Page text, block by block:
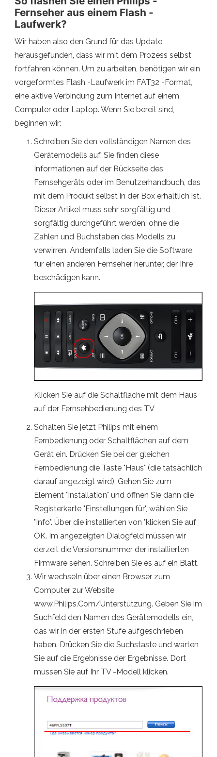
Fernseher aus einem Flash -
Laufwerk?
Wir haben also den Grund für das Update
herausgefunden, dass wir mit dem Prozess selbst
fortfahren können. Um zu arbeiten, benötigen wir ein
vorgeformtes Flash -Laufwerk im FAT32 -Format,
eine aktive Verbindung zum Internet auf einem
Computer oder Laptop. Wenn Sie bereit sind,
beginnen wir:
Schreiben Sie den vollständigen Namen des
Gerätemodells auf. Sie finden diese
Informationen auf der Rückseite des
Fernsehgeräts oder im Benutzerhandbuch, das
mit dem Produkt selbst in der Box erhältlich ist.
Dieser Artikel muss sehr sorgfältig und
sorgfältig durchgeführt werden, ohne die
Zahlen und Buchstaben des Modells zu
verwirren. Andernfalls laden Sie die Software
für einen anderen Fernseher herunter, der Ihre
beschädigen kann.
Klicken Sie auf die Schaltfläche mit dem Haus
auf der Fernsehbedienung des TV
Schalten Sie jetzt Philips mit einem
Fernbedienung oder Schaltflächen auf dem
Gerät ein. Drücken Sie bei der gleichen
Fernbedienung die Taste "Haus" (die tatsächlich
darauf angezeigt wird). Gehen Sie zum
Element "Installation" und öffnen Sie dann die
Registerkarte "Einstellungen für", wählen Sie
"Info". Über die installierten von "klicken Sie auf
OK. Im angezeigten Dialogfeld müssen wir
derzeit die Versionsnummer der installierten
Firmware sehen. Schreiben Sie es auf ein Blatt.
Wir wechseln über einen Browser zum
Computer zur Website
www.Philips.Com/Unterstützung. Geben Sie im
Suchfeld den Namen des Gerätemodells ein,
das wir in der ersten Stufe aufgeschrieben
haben. Drücken Sie die Suchstaste und warten
Sie auf die Ergebnisse der Ergebnisse. Dort
müssen Sie auf Ihr TV -Modell klicken.